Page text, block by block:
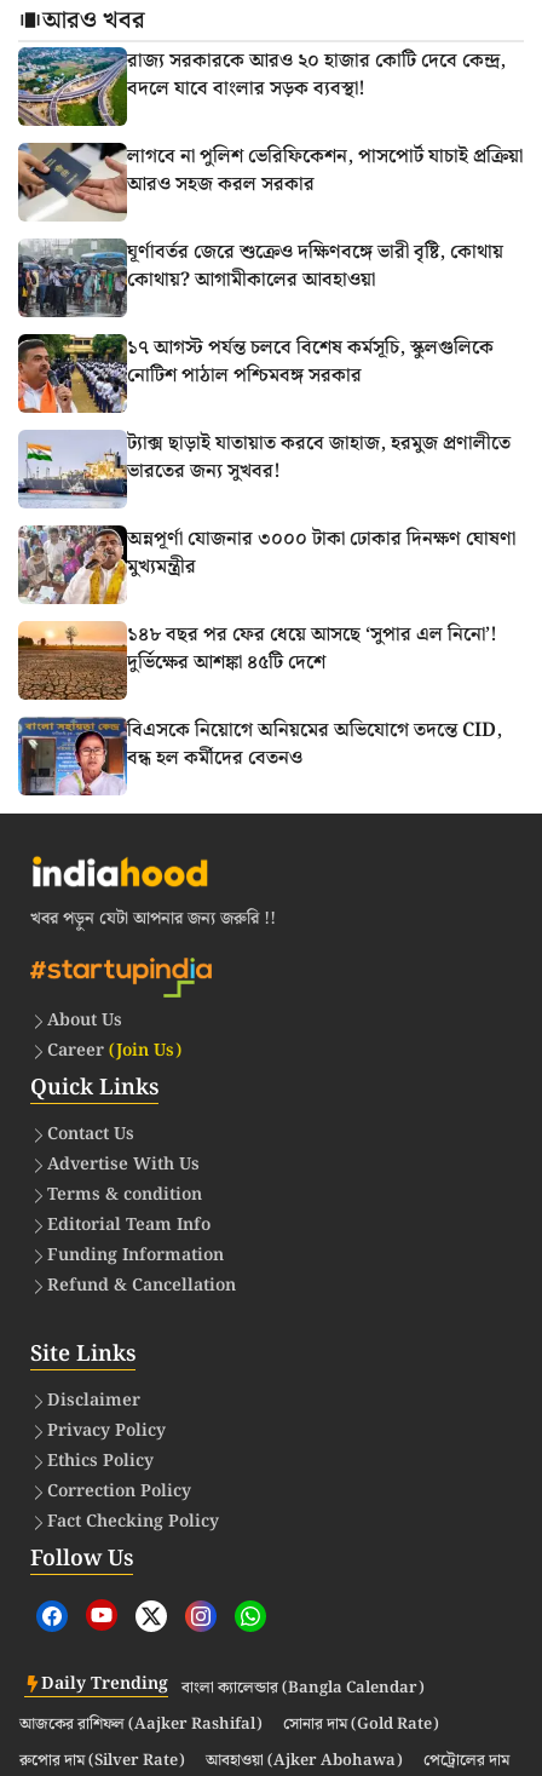
আরও খবর
রাজ্য সরকারকে আরও ২০ হাজার কোটি দেবে কেন্দ্র,
বদলে যাবে বাংলার সড়ক ব্যবস্থা!
লাগবে না পুলিশ ভেরিফিকেশন, পাসপোর্ট যাচাই প্রক্রিয়া
আরও সহজ করল সরকার
ঘূর্ণাবর্তর জেরে শুক্রেও দক্ষিণবঙ্গে ভারী বৃষ্টি, কোথায়
কোথায়? আগামীকালের আবহাওয়া
১৭ আগস্ট পর্যন্ত চলবে বিশেষ কর্মসূচি, স্কুলগুলিকে
নোটিশ পাঠাল পশ্চিমবঙ্গ সরকার
ট্যাক্স ছাড়াই যাতায়াত করবে জাহাজ, হরমুজ প্রণালীতে
ভারতের জন্য সুখবর!
অন্নপূর্ণা যোজনার ৩০০০ টাকা ঢোকার দিনক্ষণ ঘোষণা
মুখ্যমন্ত্রীর
১৪৮ বছর পর ফের ধেয়ে আসছে ‘সুপার এল নিনো’!
দুর্ভিক্ষের আশঙ্কা ৪৫টি দেশে
বিএসকে নিয়োগে অনিয়মের অভিযোগে তদন্তে CID,
বন্ধ হল কর্মীদের বেতনও
খবর পড়ুন যেটা আপনার জন্য জরুরি !!
About Us
Career(Join Us)
Quick Links
Contact Us
Advertise With Us
Terms & condition
Editorial Team Info
Funding Information
Refund & Cancellation
Site Links
Disclaimer
Privacy Policy
Ethics Policy
Correction Policy
Fact Checking Policy
Follow Us
Daily Trending বাংলা ক্যালেন্ডার (Bangla Calendar)
আজকের রাশিফল (Aajker Rashifal)
সোনার দাম (Gold Rate)
রুপোর দাম (Silver Rate)
আবহাওয়া (Ajker Abohawa) পেট্রোলের দাম